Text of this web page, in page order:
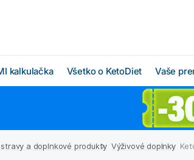
kalkulačka Všetko o KetoDiet
Ako KetoDiet funguje
O proteínovej diéte
Ketóza
Vaše
a doplnkové produkty Výživové doplnky